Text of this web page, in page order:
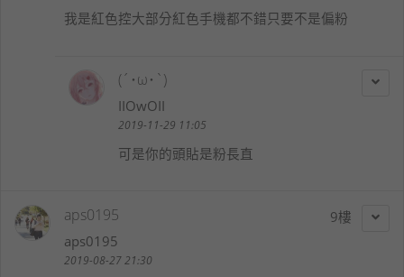
我是紅色控大部分紅色手機都不錯只要不是偏粉
(´･ω･`)
IIOwOII
2019-11-29 11:05
可是你的頭貼是粉長直
9
aps0195
aps0195
2019-08-27 21:30